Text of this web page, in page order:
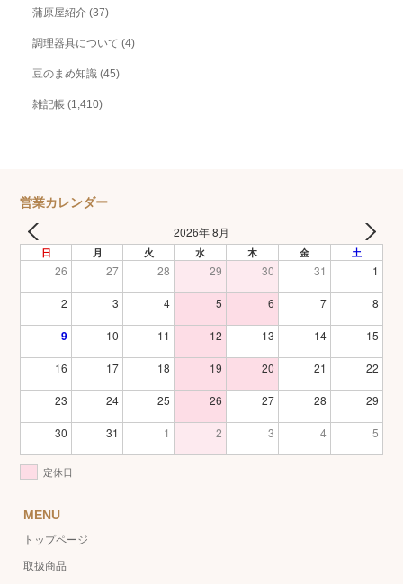
蒲原屋紹介 (37)
調理器具について (4)
豆のまめ知識 (45)
雑記帳 (1,410)
営業カレンダー
2026年 8月
日 月 火 水 木 金 土
26 27 28 29 30 31 1
2 3 4 5 6 7 8
9 10 11 12 13 14 15
16 17 18 19 20 21 22
23 24 25 26 27 28 29
30 31 1 2 3 4 5
定休日
MENU
トップページ
取扱商品